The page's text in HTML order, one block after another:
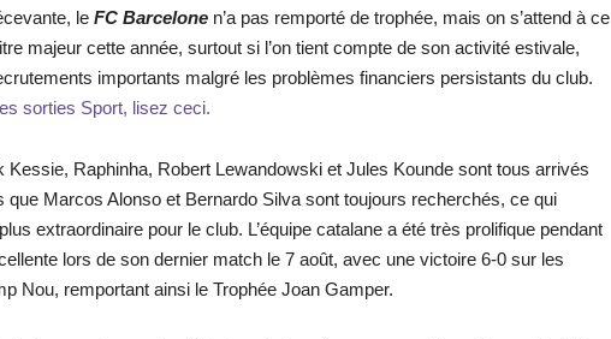
le FC Barcelone n’a pas remporté de trophée, mais on s’attend à ce
majeur cette année, surtout si l’on tient compte de son activité estivale,
importants malgré les problèmes financiers persistants du club.
sorties Sport, lisez ceci.
Raphinha, Robert Lewandowski et Jules Kounde sont tous arrivés
que Marcos Alonso et Bernardo Silva sont toujours recherchés, ce qui
extraordinaire pour le club. L’équipe catalane a été très prolifique pendant
lors de son dernier match le 7 août, avec une victoire 6-0 sur les
Nou, remportant ainsi le Trophée Joan Gamper.